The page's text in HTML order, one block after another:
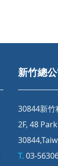
新竹總
30844新竹
2F, 48
T. 03-